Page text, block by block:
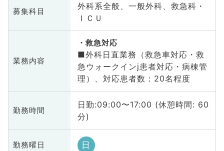
募集科目
外科系全般、一般外科、救急科・
ＩＣＵ
業務内容
救急対応
■外科日直業務（救急車対応・救
急ウォークインj患者対応・病棟管
理）、対応患者数：20名程度
勤務時間
日勤:09:00〜17:00 (休憩時間: 60
分)
勤務曜日 日